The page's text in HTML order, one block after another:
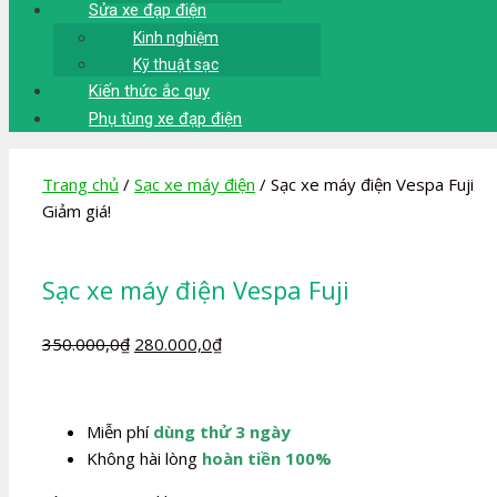
Sửa xe đạp điện
Kinh nghiệm
Kỹ thuật sạc
Kiến thức ắc quy
Phụ tùng xe đạp điện
Trang chủ / Sạc xe máy điện / Sạc xe máy điện Vespa Fuji
Giảm giá!
Sạc xe máy điện Vespa Fuji
350.000,0₫ Giá
350.000,0₫.
280.000,0₫Giá
là:
280.000,0₫.
Miễn phí dùng thử 3 ngày
Không hài lòng hoàn tiền 100%